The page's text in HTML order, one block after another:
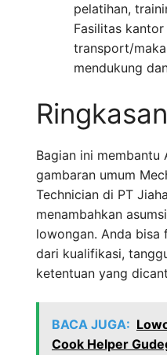
pelatihan,
Fasilitas
transport/
mendukung
Bagian ini membantu
gambaran umum
Technician di PT
menambahkan
lowongan. Anda bisa
dari kualifikasi,
ketentuan yang
BACA JUGA:
Cook Helper